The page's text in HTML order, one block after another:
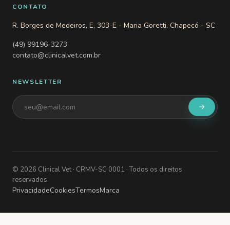
CONTATO
R. Borges de Medeiros, E, 303-E - Maria Goretti, Chapecó - SC
(49) 99196-3273
contato@clinicalvet.com.br
NEWSLETTER
© 2026 Clinical Vet · CRMV-SC 0001 · Todos os direitos
reservados
PrivacidadeCookiesTermosMarca